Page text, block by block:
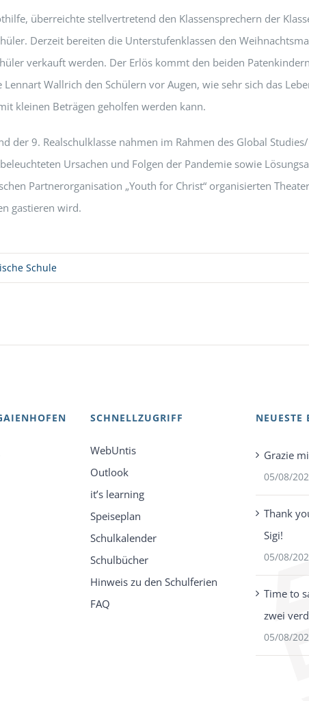
überreichte stellvertretend den Klassensprechern der
Derzeit bereiten die Unterstufenklassen den
verkauft werden. Der Erlös kommt den beiden
Wallrich den Schülern vor Augen, wie sehr sich das
kleinen Beträgen geholfen werden kann.
der 9. Realschulklasse nahmen im Rahmen des Global
Ursachen und Folgen der Pandemie sowie
Partnerorganisation „Youth for Christ“ organisierten
gastieren wird.
Schule
SCHNELLZUGRIFF
WebUntis
Outlook
it’s learning
Speiseplan
Schulkalender
Schulbücher
Hinweis zu den Schulferien
FAQ
NEUESTE
Grazie
05/08/
Thank
Sigi!
05/08/
Time to
zwei
05/08/